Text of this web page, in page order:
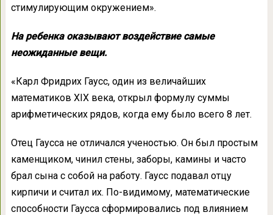
стимулирующим окружением».
На ребенка оказывают воздействие самые
неожиданные вещи.
«Карл Фридрих Гаусс, один из величайших
математиков XIX века, открыл формулу суммы
арифметических рядов, когда ему было всего 8 лет.
Отец Гаусса не отличался ученостью. Он был простым
каменщиком, чинил стены, заборы, камины и часто
брал сына с собой на работу. Гаусс подавал отцу
кирпичи и считал их. По-видимому, математические
способности Гаусса сформировались под влиянием